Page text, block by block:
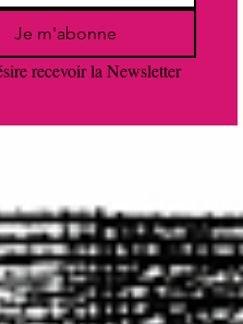
Je m'abonne
recevoir la Newsletter